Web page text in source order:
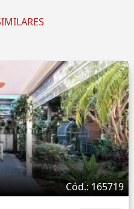
Cód.: 165719